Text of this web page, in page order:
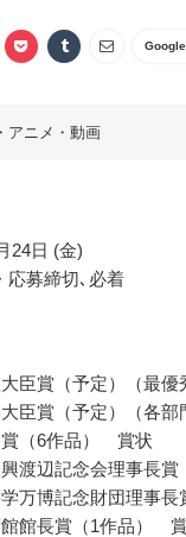
アニメ・動画
24日 (金)
応募締切､必着
臣賞（予定）（最
臣賞（予定）（各
賞（6作品） 賞状
渡辺記念会理事長
万博記念財団理事
館長賞（1作品）